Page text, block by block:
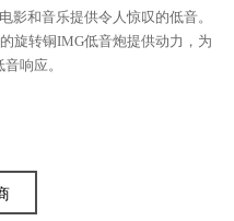
影和音乐提供令人惊叹的低音。
旋转铜IMG低音炮提供动力，为
响应。